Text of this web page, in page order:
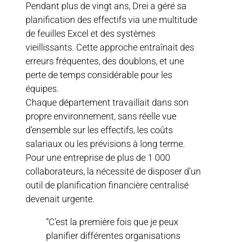
Pendant plus de vingt ans, Drei a géré sa
planification des effectifs via une multitude
de feuilles Excel et des systèmes
vieillissants. Cette approche entraînait des
erreurs fréquentes, des doublons, et une
perte de temps considérable pour les
équipes.
Chaque département travaillait dans son
propre environnement, sans réelle vue
d’ensemble sur les effectifs, les coûts
salariaux ou les prévisions à long terme.
Pour une entreprise de plus de 1 000
collaborateurs, la nécessité de disposer d’un
outil de planification financière centralisé
devenait urgente.
“C’est la première fois que je peux
planifier différentes organisations